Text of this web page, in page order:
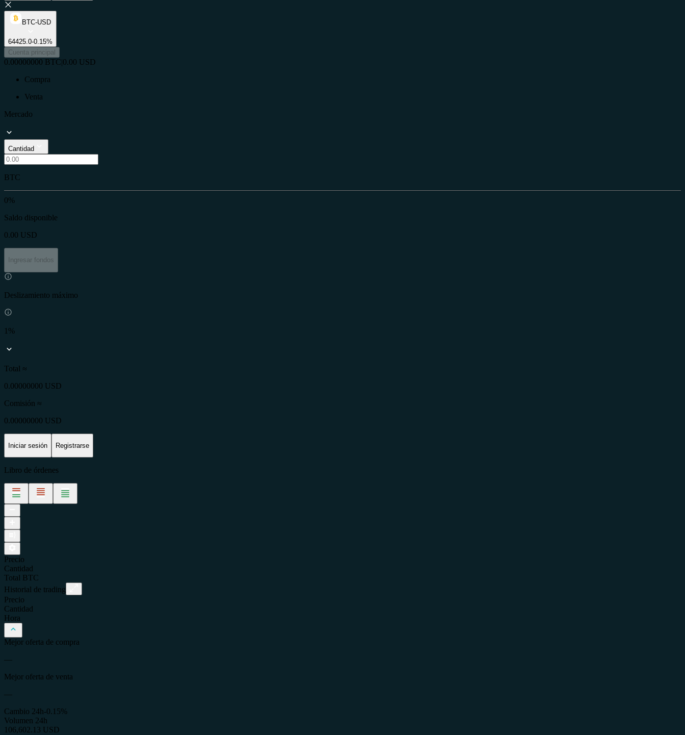
BTC-USD
64425.0-0.15%
Cuenta principal
0.00000000 BTC|0.00 USD
Compra
Venta
Mercado
Cantidad
BTC
0%
Saldo disponible
0.00 USD
Ingresar fondos
Deslizamiento máximo
1%
Total ≈
0.00000000 USD
Comisión ≈
0.00000000 USD
Iniciar sesión Registrarse
Libro de órdenes
Precio
Cantidad
Total
BTC
Historial de trading
Precio
Cantidad
Hora
Mejor oferta de compra
—
Mejor oferta de venta
—
Cambio 24h-0.15%
Volumen 24h
106,602.13 USD